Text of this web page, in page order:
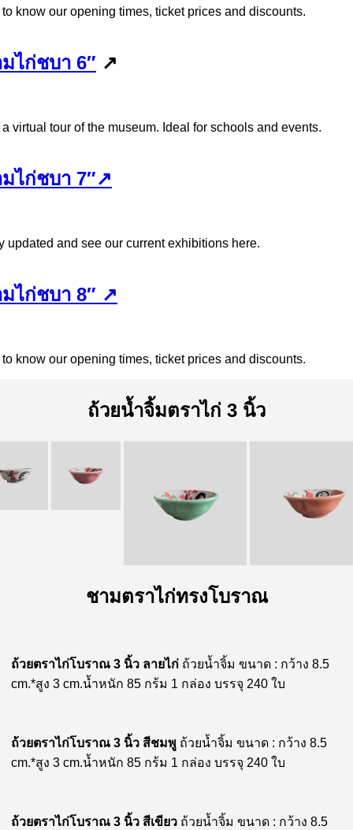
to know our opening times, ticket prices and discounts.
ไก่ชบา 6″ ↗
a virtual tour of the museum. Ideal for schools and events.
ไก่ชบา 7″↗
updated and see our current exhibitions here.
ไก่ชบา 8″ ↗
to know our opening times, ticket prices and discounts.
ถ้วยน้ำจิ้มตราไก่ 3 นิ้ว
ชามตราไก่ทรงโบราณ
ถ้วยตราไก่โบราณ 3 นิ้ว ลายไก่ ถ้วยน้ำจิ้ม ขนาด : กว้าง 8.5
cm.*สูง 3 cm.น้ำหนัก 85 กร้ม 1 กล่อง บรรจุ 240 ใบ
ถ้วยตราไก่โบราณ 3 นิ้ว สีชมพู ถ้วยน้ำจิ้ม ขนาด : กว้าง 8.5
cm.*สูง 3 cm.น้ำหนัก 85 กร้ม 1 กล่อง บรรจุ 240 ใบ
ถ้วยตราไก่โบราณ 3 นิ้ว สีเขียว ถ้วยน้ำจิ้ม ขนาด : กว้าง 8.5